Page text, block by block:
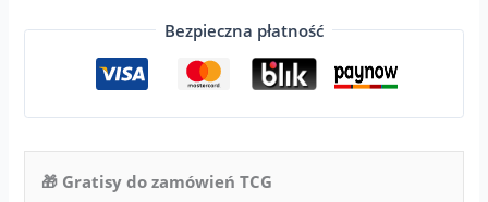
Bezpieczna płatność
🎁 Gratisy do zamówień TCG